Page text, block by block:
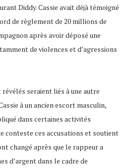
Diddy. Cassie avait déjà témoigné
de règlement de 20 millions de
après avoir déposé une
de violences et d’agressions
seraient liés à une autre
à un ancien escort masculin,
dans certaines activités
conteste ces accusations et soutient
changé après que le rappeur a
d’argent dans le cadre de